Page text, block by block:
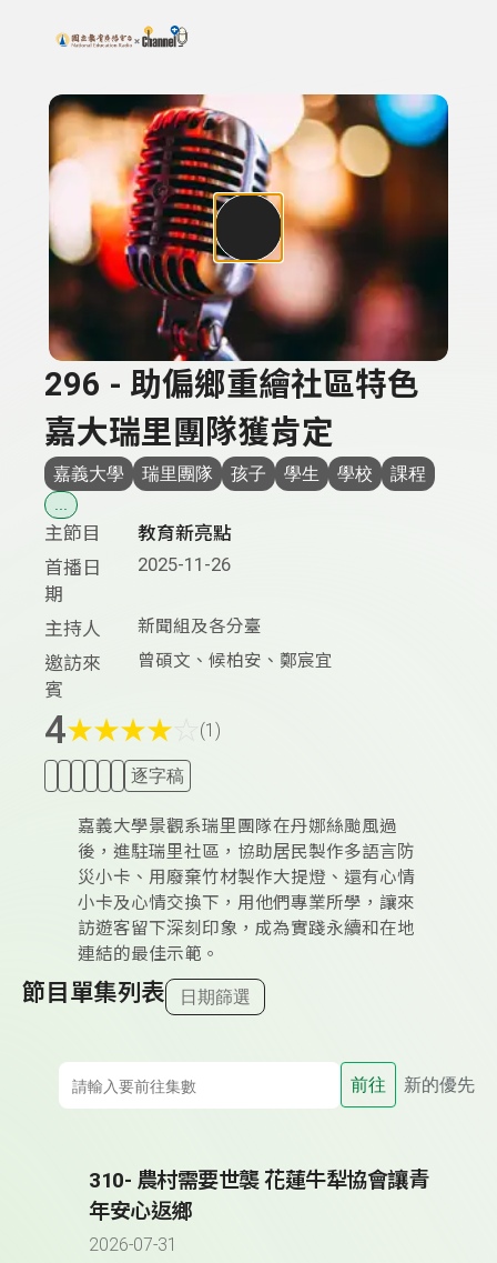
上方功能區塊
搜尋關鍵字：可輸入節目名稱、主持人或關鍵字
296 - 助偏鄉重繪社區特色
嘉大瑞里團隊獲肯定
嘉義大學 瑞里團隊 孩子 學生 學校 課程
...
主節目
教育新亮點
首播日
期
2025-11-26
主持人 新聞組及各分臺
邀訪來
賓
曾碩文、候柏安、鄭宸宜
4★★★★ (1)
逐字稿
嘉義大學景觀系瑞里團隊在丹娜絲颱風過
後，進駐瑞里社區，協助居民製作多語言防
災小卡、用廢棄竹材製作大提燈、還有心情
小卡及心情交換下，用他們專業所學，讓來
訪遊客留下深刻印象，成為實踐永續和在地
連結的最佳示範。
節目單集列表 日期篩選
前往 新的優先
310- 農村需要世襲 花蓮牛犁協會讓青
年安心返鄉
2026-07-31